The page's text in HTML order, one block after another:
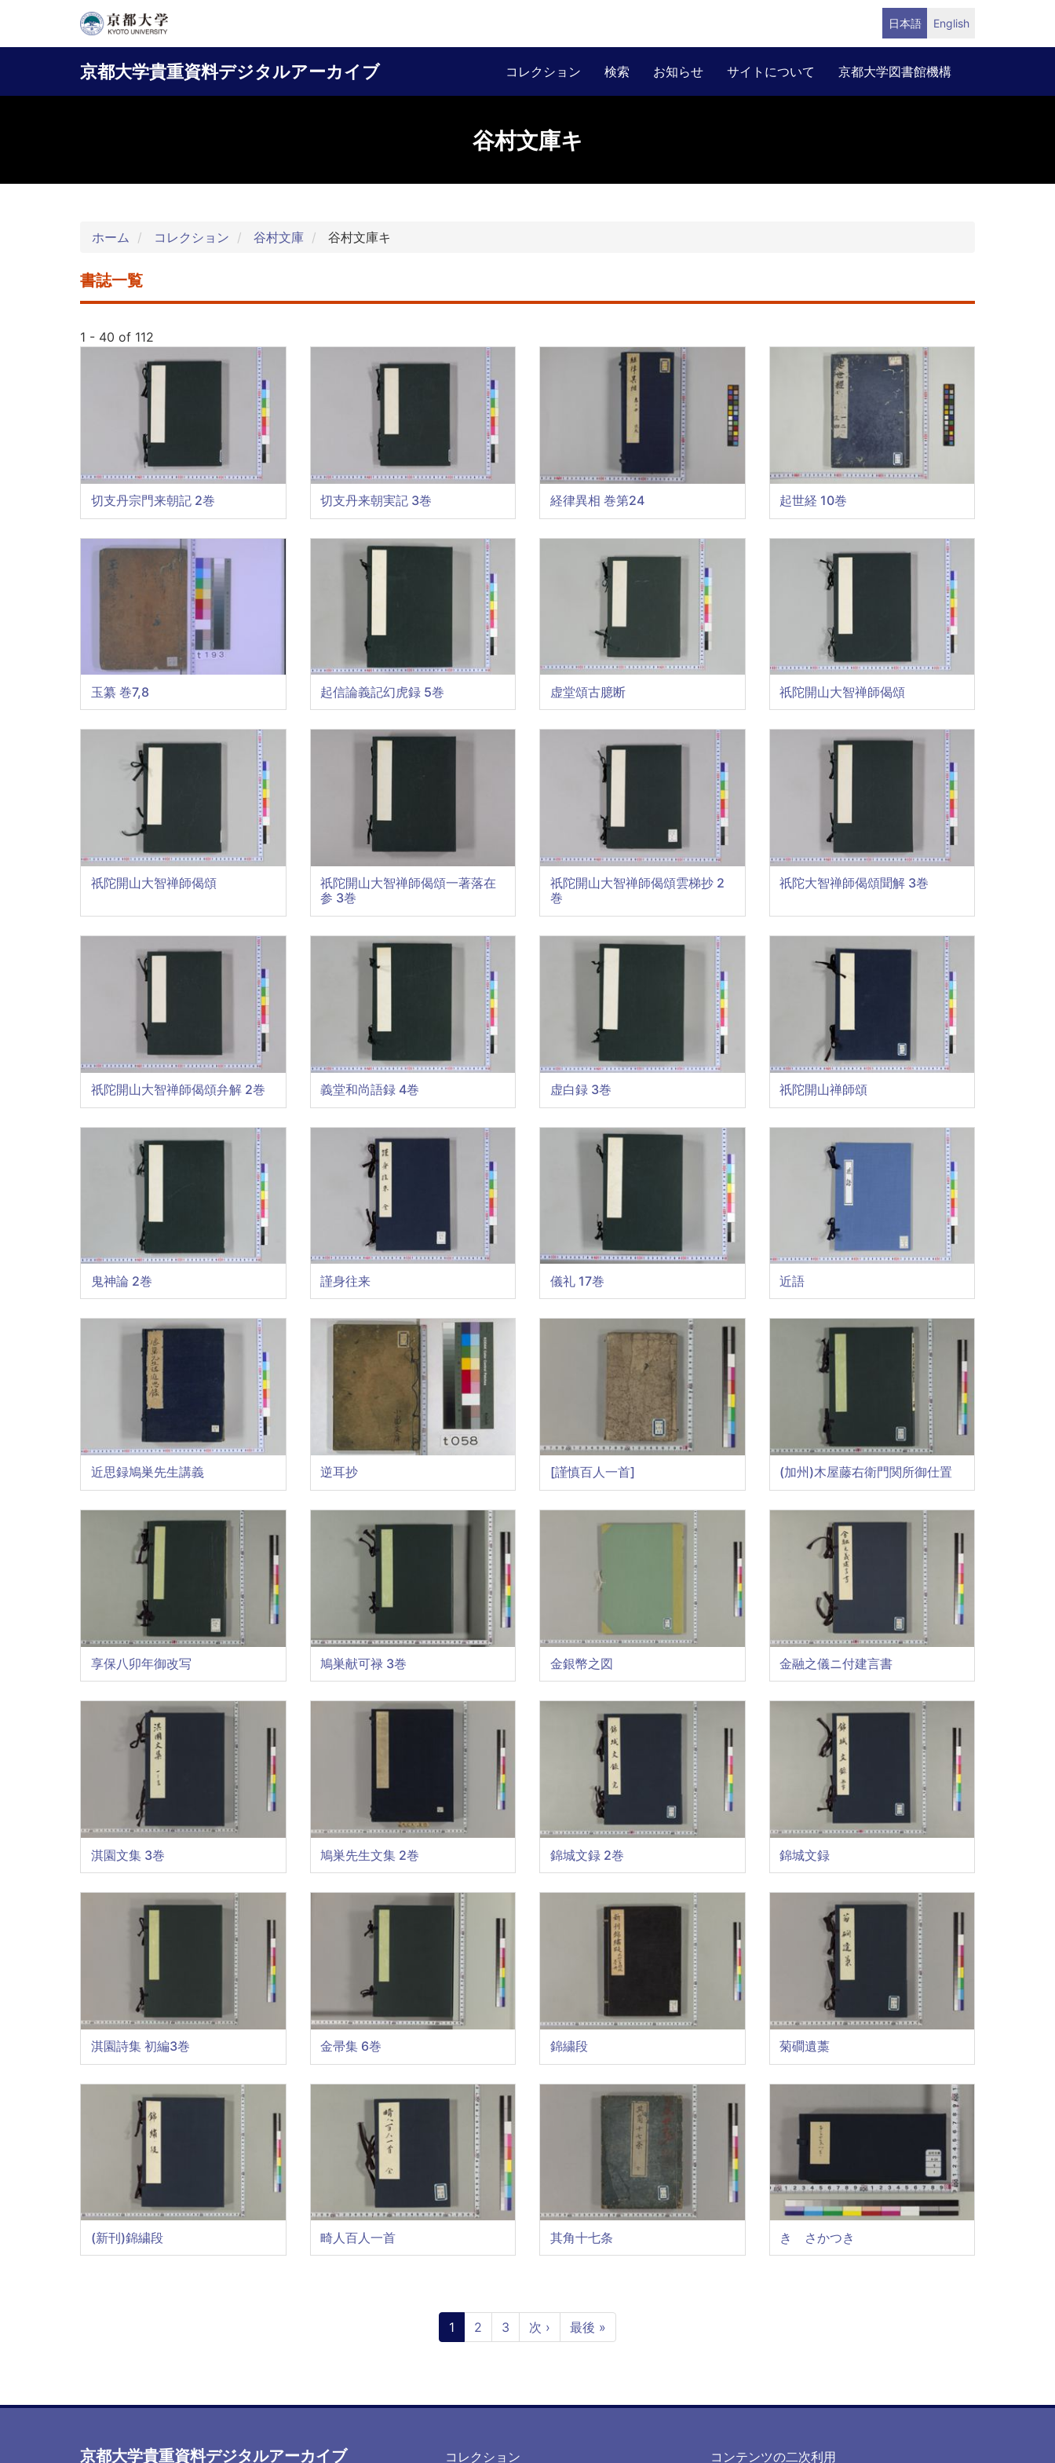
ン
移
日本語 English
京都大学貴重資料デジタルアーカイブ
Main
navigation
コレクション 検索 お知らせ サイトについて 京都大学図書館機構
谷村文庫キ
ホーム コレクション 谷村文庫 谷村文庫キ
書誌一覧
1 - 40 of 112
切支丹宗門来朝記 2巻 切支丹来朝実記 3巻 経律異相 巻第24 起世経 10巻
玉纂 巻7,8 起信論義記幻虎録 5巻 虚堂頌古臆断 祇陀開山大智禅師偈頌
祇陀開山大智禅師偈頌
祇陀開山大智禅師偈頌一著落在
参 3巻
祇陀開山大智禅師偈頌雲梯抄 2
巻
祇陀大智禅師偈頌聞解 3巻
祇陀開山大智禅師偈頌弁解 2巻 義堂和尚語録 4巻 虚白録 3巻 祇陀開山禅師頌
鬼神論 2巻 謹身往来 儀礼 17巻 近語
近思録鳩巣先生講義 逆耳抄 [謹慎百人一首] (加州)木屋藤右衛門関所御仕置
享保八卯年御改写 鳩巣献可禄 3巻 金銀幣之図 金融之儀ニ付建言書
淇園文集 3巻 鳩巣先生文集 2巻 錦城文録 2巻 錦城文録
淇園詩集 初編3巻 金帚集 6巻 錦繍段 菊磵遺藁
(新刊)錦繍段 畸人百人一首 其角十七条 きゝさかつき
カ
レ
ペ
1
ペ
ー
2
ペ
ー
3
次
ペ
次 ›
最
終
ジ
最後 »
京都大学貴重資料デジタルアーカイブ コレクション コンテンツの二次利用